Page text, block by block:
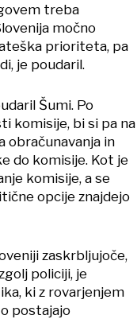
treba
močno
prioriteta, pa
je poudaril.
Šumi. Po
komisije, bi si pa na
obračunavanja in
do komisije. Kot je
komisije, a se
opcije znajdejo
zaskrbljujoče,
policiji, je
ki z rovarjenjem
postajajo